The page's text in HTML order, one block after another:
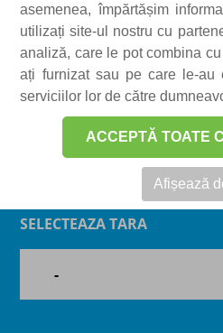
asemenea, împărtășim
utilizați site-ul nostru cu
analiză, care le pot combina
ați furnizat sau pe care le-au
serviciilor lor de către
ACCEPTĂ TOATE
Afișează
căsuța de mai jos și să
anunțul înainte de a
accesați informațiile privind
SELECTEAZA TARA